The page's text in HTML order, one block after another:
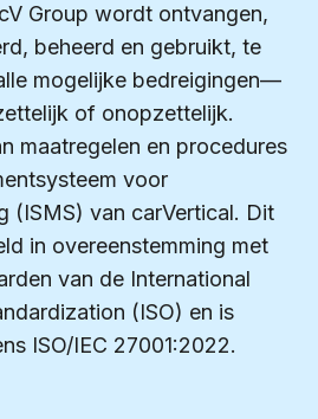
Group wordt ontvangen,
beheerd en gebruikt, te
mogelijke bedreigingen—
of onopzettelijk.
maatregelen en procedures
voor
(ISMS) van carVertical. Dit
in overeenstemming met
van de International
(ISO) en is
ISO/IEC 27001:2022.